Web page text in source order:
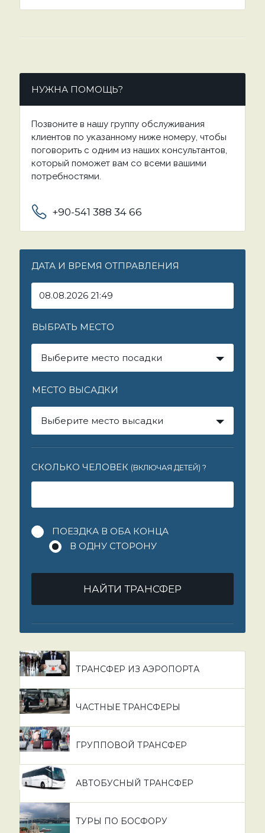
НУЖНА ПОМОЩЬ?
Позвоните в нашу группу обслуживания
клиентов по указанному ниже номеру, чтобы
поговорить с одним из наших консультантов,
который поможет вам со всеми вашими
потребностями.
+90-541 388 34 66
ДАТА И ВРЕМЯ ОТПРАВЛЕНИЯ
ВЫБРАТЬ МЕСТО
Выберите место посадки
МЕСТО ВЫСАДКИ
Выберите место высадки
СКОЛЬКО ЧЕЛОВЕК (ВКЛЮЧАЯ ДЕТЕЙ) ?
ПОЕЗДКА В ОБА КОНЦА
В ОДНУ СТОРОНУ
НАЙТИ ТРАНСФЕР
ТРАНСФЕР ИЗ АЭРОПОРТА
ЧАСТНЫЕ ТРАНСФЕРЫ
ГРУППОВОЙ ТРАНСФЕР
АВТОБУСНЫЙ ТРАНСФЕР
ТУРЫ ПО БОСФОРУ